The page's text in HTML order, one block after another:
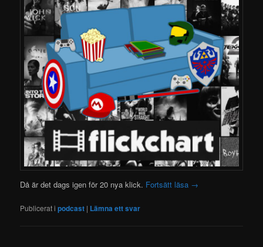
Då är det dags igen för 20 nya klick. Fortsätt läsa →
Publicerat i podcast | Lämna ett svar